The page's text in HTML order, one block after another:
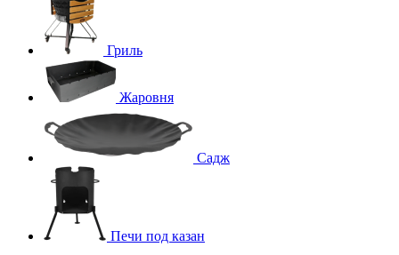
Гриль
Жаровня
Садж
Печи под казан